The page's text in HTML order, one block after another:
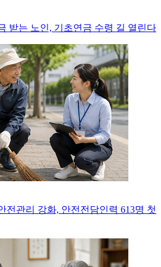
받는 노인, 기초연금 수령 길 열린다
전관리 강화, 안전전담인력 613명 첫